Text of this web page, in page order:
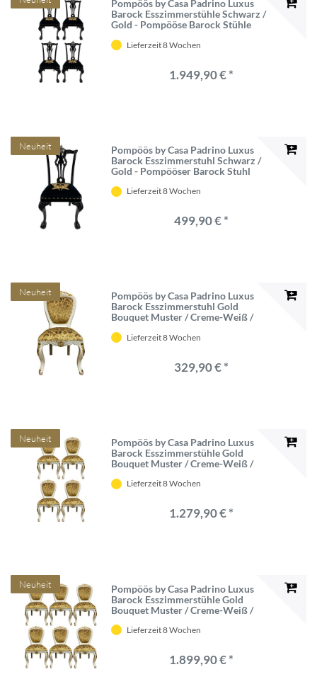
Pompöös by Casa Padrino Luxus
Barock Esszimmerstühle Schwarz /
Gold - Pompööse Barock Stühle
Esszimmerstühle - Barock Esszimmer
Lieferzeit 8 Wochen
1.949,90 € *
Neuheit
Pompöös by Casa Padrino Luxus
Barock Esszimmerstuhl Schwarz /
Gold - Pompööser Barock Stuhl
Barock Esszimmer Möbel
Lieferzeit 8 Wochen
499,90 € *
Neuheit
Pompöös by Casa Padrino Luxus
Barock Esszimmerstuhl Gold
Bouquet Muster / Creme-Weiß /
designed by Harald Glööckler -
Lieferzeit 8 Wochen
329,90 € *
Neuheit
Pompöös by Casa Padrino Luxus
Barock Esszimmerstühle Gold
Bouquet Muster / Creme-Weiß /
designed by Harald Glööckler - 4
Lieferzeit 8 Wochen
1.279,90 € *
Neuheit
Pompöös by Casa Padrino Luxus
Barock Esszimmerstühle Gold
Bouquet Muster / Creme-Weiß /
designed by Harald Glööckler - 6
Lieferzeit 8 Wochen
1.899,90 € *